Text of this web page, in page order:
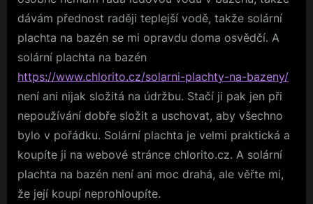
dávám přednost raději teplejší vodě, takže solární
plachta na bazén se mi opravdu doma osvědčí. A
solární plachta na bazén
https://www.chlorito.cz/solarni-plachty-na-bazeny/
není ani nijak složitá na údržbu. Stačí ji pak jen při
nepoužívání dobře složit a uschovat, aby všechno
bylo v pořádku. Solární plachta je velmi praktická a
koupíte ji na webové stránce chlorito.cz. A solární
plachta na bazén není ani moc drahá, ale věřte mi,
že její koupí neprohloupíte.